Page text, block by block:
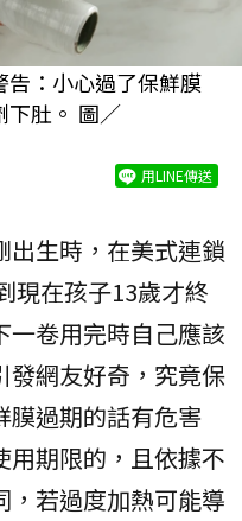
：小心過了保鮮膜
下肚。 圖／
用LINE傳送
出生時，在美式連鎖
現在孩子13歲才終
一卷用完時自己應該
發網友好奇，究竟保
膜過期的話有危害
用期限的，且依據不
，若過度加熱可能導